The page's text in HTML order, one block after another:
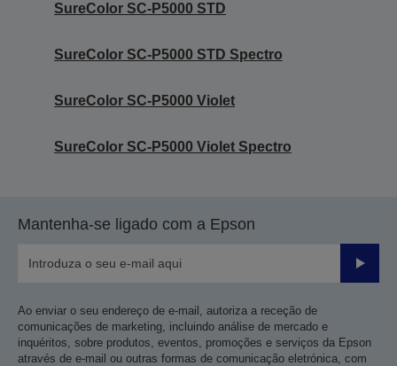
SureColor SC-P5000 STD
SureColor SC-P5000 STD Spectro
SureColor SC-P5000 Violet
SureColor SC-P5000 Violet Spectro
Mantenha-se ligado com a Epson
Enviar
Ao enviar o seu endereço de e-mail, autoriza a receção de
comunicações de marketing, incluindo análise de mercado e
inquéritos, sobre produtos, eventos, promoções e serviços da Epson
através de e-mail ou outras formas de comunicação eletrónica, com